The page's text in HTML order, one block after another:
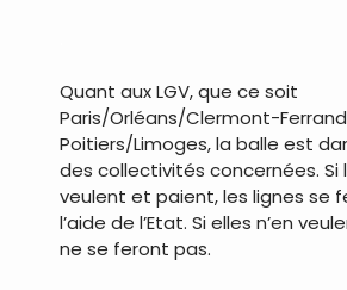
Quant aux LGV, que ce soit
Paris/Orléans/Clermont-
Poitiers/Limoges, la balle est
des collectivités concernées. Si
veulent et paient, les lignes se
l’aide de l’Etat. Si elles n’en
ne se feront pas.